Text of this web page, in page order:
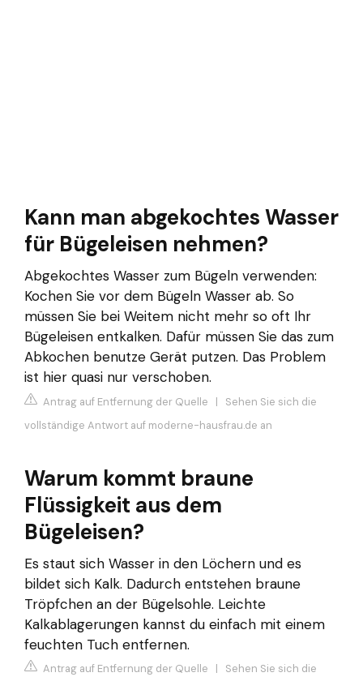
Kann man abgekochtes Wasser
für Bügeleisen nehmen?
Abgekochtes Wasser zum Bügeln verwenden:
Kochen Sie vor dem Bügeln Wasser ab. So
müssen Sie bei Weitem nicht mehr so oft Ihr
Bügeleisen entkalken. Dafür müssen Sie das zum
Abkochen benutze Gerät putzen. Das Problem
ist hier quasi nur verschoben.
Antrag auf Entfernung der Quelle | Sehen Sie sich die
vollständige Antwort auf moderne-hausfrau.de an
Warum kommt braune
Flüssigkeit aus dem
Bügeleisen?
Es staut sich Wasser in den Löchern und es
bildet sich Kalk. Dadurch entstehen braune
Tröpfchen an der Bügelsohle. Leichte
Kalkablagerungen kannst du einfach mit einem
feuchten Tuch entfernen.
Antrag auf Entfernung der Quelle | Sehen Sie sich die